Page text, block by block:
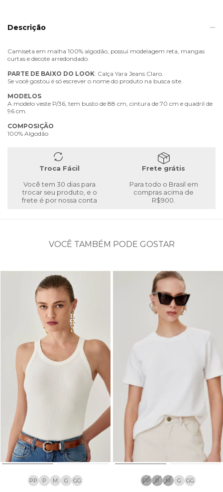
Descrição
Camiseta em malha 100% algodão, possui modelagem reta, mangas
curtas e decote arredondado.
PARTE DE BAIXO DO LOOK: Calça Yara Jeans Claro.
Se você gostou é só escrever o nome do produto na busca site.
MODELOS
A modelo veste P/36, tem busto de 88 cm, cintura de 70 cm e quadril de
96 cm.
COMPOSIÇÃO
100% Algodão
Troca Fácil
Você tem 30 dias para
trocar seu produto, e o
frete é por nossa conta
Frete grátis
Para todo o Brasil em
compras acima de
R$900.
VOCÊ TAMBÉM PODE GOSTAR
PP P M G GG PP P M G GG